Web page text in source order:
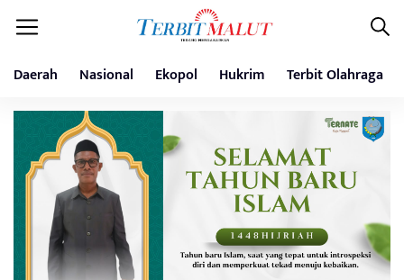
Daerah Nasional Ekopol Hukrim Terbit Olahraga